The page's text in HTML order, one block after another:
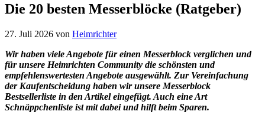
Die 20 besten Messerblöcke (Ratgeber)
27. Juli 2026 von Heimrichter
Wir haben viele Angebote für einen Messerblock verglichen und
für unsere Heimrichten Community die schönsten und
empfehlenswertesten Angebote ausgewählt. Zur Vereinfachung
der Kaufentscheidung haben wir unsere Messerblock
Bestsellerliste in den Artikel eingefügt. Auch eine Art
Schnäppchenliste ist mit dabei und hilft beim Sparen.